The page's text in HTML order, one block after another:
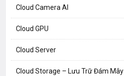
Cloud Camera AI
Cloud GPU
Cloud Server
Cloud Storage – Lưu Trữ Đám Mây